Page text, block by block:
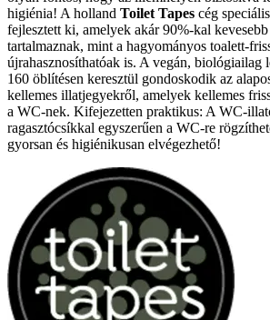
higiénia! A holland Toilet Tapes cég
fejlesztett ki, amelyek akár 90%-kal
tartalmaznak, mint a hagyományos toalett-
újrahasznosíthatóak is. A vegán, biológiailag
160 öblítésen keresztül gondoskodik az
kellemes illatjegyekről, amelyek kellemes
a WC-nek. Kifejezetten praktikus: A WC-
ragasztócsíkkal egyszerűen a WC-re
gyorsan és higiénikusan elvégezhető!